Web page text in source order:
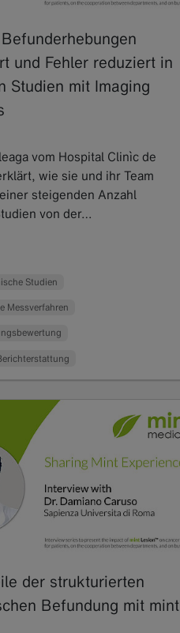
und Fehler reduziert in
Studien mit Imaging
vom Hospital Clinìc de
wie sie und ihr Team
steigenden Anzahl
von der…
Studien
Messverfahren
der strukturierten
Befundung mit mint